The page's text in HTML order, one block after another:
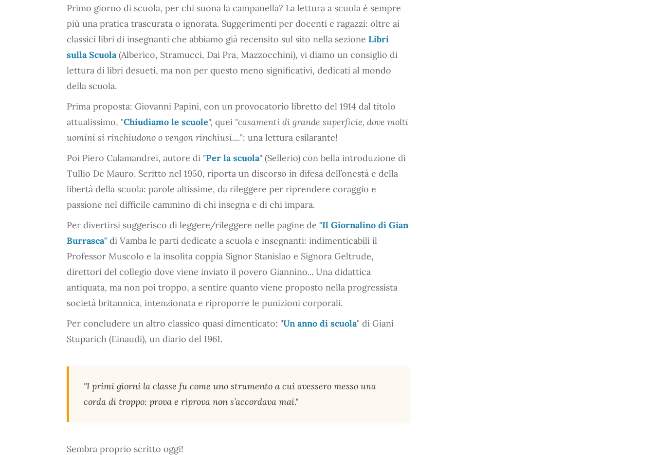
Primo giorno di scuola, per chi suona la campanella? La lettura a scuola è sempre
più una pratica trascurata o ignorata. Suggerimenti per docenti e ragazzi: oltre ai
classici libri di insegnanti che abbiamo già recensito sul sito nella sezione Libri
sulla Scuola(Alberico, Stramucci, Dai Pra, Mazzocchini), vi diamo un consiglio di
lettura di libri desueti, ma non per questo meno significativi, dedicati al mondo
della scuola.
Prima proposta: Giovanni Papini, con un provocatorio libretto del 1914 dal titolo
attualissimo, "Chiudiamo le scuole", quei "casamenti di grande superficie, dove molti
uomini si rinchiudono o vengon rinchiusi....": una lettura esilarante!
Poi Piero Calamandrei, autore di "Per la scuola" (Sellerio) con bella introduzione di
Tullio De Mauro. Scritto nel 1950, riporta un discorso in difesa dell’onestà e della
libertà della scuola: parole altissime, da rileggere per riprendere coraggio e
passione nel difficile cammino di chi insegna e di chi impara.
Per divertirsi suggerisco di leggere/rileggere nelle pagine de "Il Giornalino di Gian
Burrasca" di Vamba le parti dedicate a scuola e insegnanti: indimenticabili il
Professor Muscolo e la insolita coppia Signor Stanislao e Signora Geltrude,
direttori del collegio dove viene inviato il povero Giannino... Una didattica
antiquata, ma non poi troppo, a sentire quanto viene proposto nella progressista
società britannica, intenzionata e riproporre le punizioni corporali.
Per concludere un altro classico quasi dimenticato: "Un anno di scuola" di Giani
Stuparich (Einaudi), un diario del 1961.
"I primi giorni la classe fu come uno strumento a cui avessero messo una
corda di troppo: prova e riprova non s’accordava mai."
Sembra proprio scritto oggi!